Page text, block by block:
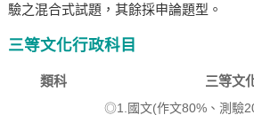
驗之混合式試題，其餘採申論題型。
三等文化行政科目
類科 三等文
◎1.國文(作文80%、測驗